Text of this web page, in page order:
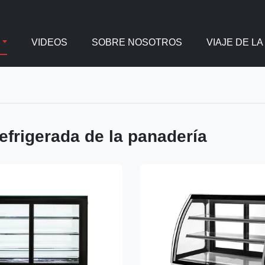
VIDEOS SOBRE NOSOTROS VIAJE DE
de la panadería